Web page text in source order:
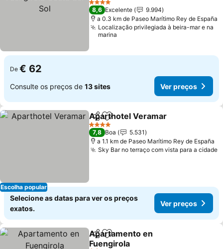
4 Estrelas
8,6 Excelente
9.994
a 0.3 km de Paseo Marítimo Rey de España
Localização privilegiada à beira-mar e na
marina
De € 62
Consulte os preços de 13 sites Ver preços
Escolha popular
PartilharAdicionar aos favoritos
Aparthotel Veramar
4 Estrelas
7,8 Boa
5.531
a 1.1 km de Paseo Marítimo Rey de España
Sky Bar no terraço com vista para a cidade
Selecione as datas para ver os preços
exatos.
Ver preços
PartilharAdicionar aos favoritos
Apartamento en
Fuengirola